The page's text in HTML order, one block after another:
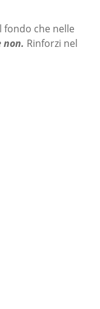
fondo che nelle
Rinforzi nel